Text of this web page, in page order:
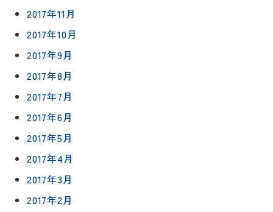
2017年11月
2017年10月
2017年9月
2017年8月
2017年7月
2017年6月
2017年5月
2017年4月
2017年3月
2017年2月